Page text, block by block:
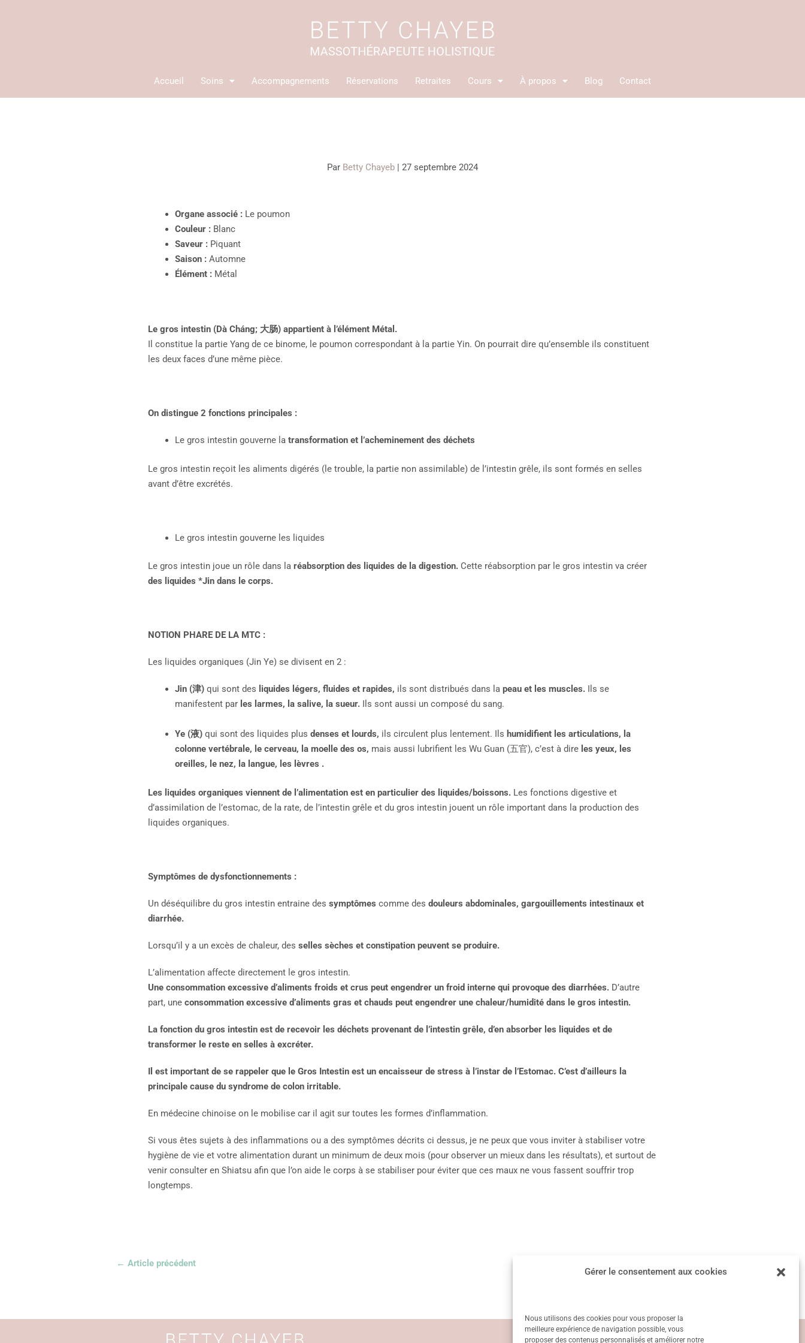
Gérer le consentement aux cookies
Nous utilisons des cookies pour vous proposer la
meilleure expérience de navigation possible, vous
proposer des contenus personnalisés et améliorer notre
Accueil Soins Accompagnements Réservations Retraites Cours À propos Blog Contact
Par Betty Chayeb | 27 septembre 2024
Organe associé : Le poumon
Couleur : Blanc
Saveur : Piquant
Saison : Automne
Élément : Métal
Le gros intestin (Dà Cháng; 大肠) appartient à l’élément Métal.
Il constitue la partie Yang de ce binome, le poumon correspondant à la partie Yin. On pourrait dire qu’ensemble ils constituent
les deux faces d’une même pièce.
On distingue 2 fonctions principales :
Le gros intestin gouverne la transformation et l’acheminement des déchets
Le gros intestin reçoit les aliments digérés (le trouble, la partie non assimilable) de l’intestin grêle, ils sont formés en selles
avant d’être excrétés.
Le gros intestin gouverne les liquides
Le gros intestin joue un rôle dans la réabsorption des liquides de la digestion. Cette réabsorption par le gros intestin va créer
des liquides *Jin dans le corps.
NOTION PHARE DE LA MTC :
Les liquides organiques (Jin Ye) se divisent en 2 :
Jin (津) qui sont des liquides légers, fluides et rapides, ils sont distribués dans la peau et les muscles.
Ils se
manifestent par les larmes, la salive, la sueur. Ils sont aussi un composé du sang.
Ye (液) qui sont des liquides plus denses et lourds, ils circulent plus lentement. Ils humidifient les articulations, la
colonne vertébrale, le cerveau, la moelle des os, mais aussi lubrifient les Wu Guan (五官), c’est à dire les yeux, les
oreilles, le nez, la langue, les lèvres .
Les liquides organiques viennent de l’alimentation est en particulier des liquides/boissons. Les fonctions digestive et
d’assimilation de l’estomac, de la rate, de l’intestin grêle et du gros intestin jouent un rôle important dans la production des
liquides organiques.
Symptômes de dysfonctionnements :
Un déséquilibre du gros intestin entraine des symptômes comme des douleurs abdominales, gargouillements intestinaux et
diarrhée.
Lorsqu’il y a un excès de chaleur, des selles sèches et constipation peuvent se produire.
L’alimentation affecte directement le gros intestin.
Une consommation excessive d’aliments froids et crus peut engendrer un froid interne qui provoque des diarrhées. D’autre
part, une consommation excessive d’aliments gras et chauds peut engendrer une chaleur/humidité dans le gros intestin.
La fonction du gros intestin est de recevoir les déchets provenant de l’intestin grêle, d’en absorber les liquides et de
transformer le reste en selles à excréter.
Il est important de se rappeler que le Gros Intestin est un encaisseur de stress à l’instar de l’Estomac. C’est d’ailleurs la
principale cause du syndrome de colon irritable.
En médecine chinoise on le mobilise car il agit sur toutes les formes d’inflammation.
Si vous êtes sujets à des inflammations ou a des symptômes décrits ci dessus, je ne peux que vous inviter à stabiliser votre
hygiène de vie et votre alimentation durant un minimum de deux mois (pour observer un mieux dans les résultats), et surtout de
venir consulter en Shiatsu afin que l’on aide le corps à se stabiliser pour éviter que ces maux ne vous fassent souffrir trop
longtemps.
← Article précédent